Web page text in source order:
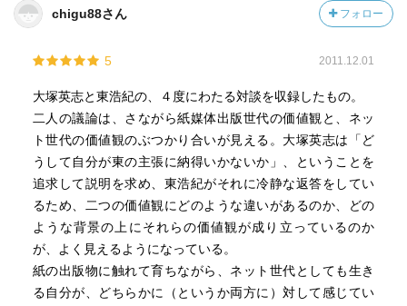
chigu88さん フォロー
5 2011.12.01
大塚英志と東浩紀の、４度にわたる対談を収録したもの。
二人の議論は、さながら紙媒体出版世代の価値観と、ネッ
ト世代の価値観のぶつかり合いが見える。大塚英志は「ど
うして自分が東の主張に納得いかないか」、ということを
追求して説明を求め、東浩紀がそれに冷静な返答をしてい
るため、二つの価値観にどのような違いがあるのか、どの
ような背景の上にそれらの価値観が成り立っているのか
が、よく見えるようになっている。
紙の出版物に触れて育ちながら、ネット世代としても生き
る自分が、どちらかに（というか両方に）対して感じてい